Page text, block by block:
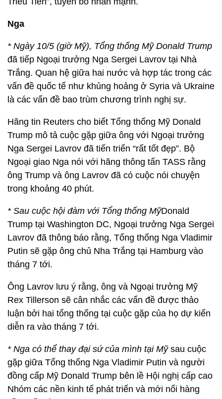
Nga
* Ngày 10/5 (giờ Mỹ), Tổng thống Mỹ Donald Trump
đã tiếp Ngoại trưởng Nga Sergei Lavrov tại Nhà
Trắng. Quan hệ giữa hai nước và hợp tác trong các
vấn đề quốc tế như khủng hoảng ở Syria và Ukraine
là các vấn đề bao trùm chương trình nghị sự.
Hãng tin Reuters cho biết Tổng thống Mỹ Donald
Trump mô tả cuộc gặp giữa ông với Ngoại trưởng
Nga Sergei Lavrov đã tiến triển “rất tốt đẹp”. Bộ
Ngoại giao Nga nói với hãng thông tấn TASS rằng
ông Trump và ông Lavrov đã có cuộc nói chuyện
trong khoảng 40 phút.
* Sau cuộc hội đàm với Tổng thống MỹDonald
Trump tại Washington DC, Ngoại trưởng Nga Sergei
Lavrov đã thông báo rằng, Tổng thống Nga Vladimir
Putin sẽ gặp ông chủ Nha Trắng tại Hamburg vào
tháng 7 tới.
Ông Lavrov lưu ý rằng, ông và Ngoại trưởng Mỹ
Rex Tillerson sẽ cân nhắc các vấn đề được thảo
luận bởi hai tổng thống tại cuộc gặp của họ dự kiến
diễn ra vào tháng 7 tới.
* Nga có thể thay đại sứ của mình tại Mỹsau cuộc
gặp giữa Tổng thống Nga Vladimir Putin và người
đồng cấp Mỹ Donald Trump bên lề Hội nghị cấp cao
Nhóm các nền kinh tế phát triển và mới nổi hàng